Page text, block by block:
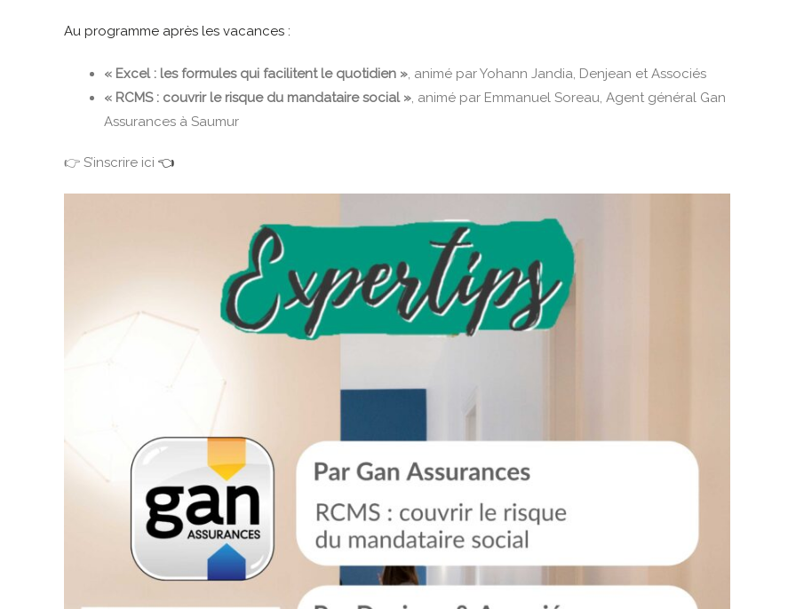
Au programme après les vacances :
« Excel : les formules qui facilitent le quotidien », animé par Yohann Jandia, Denjean et Associés
« RCMS : couvrir le risque du mandataire social », animé par Emmanuel Soreau, Agent général Gan
Assurances à Saumur
👉 S’inscrire ici 👈